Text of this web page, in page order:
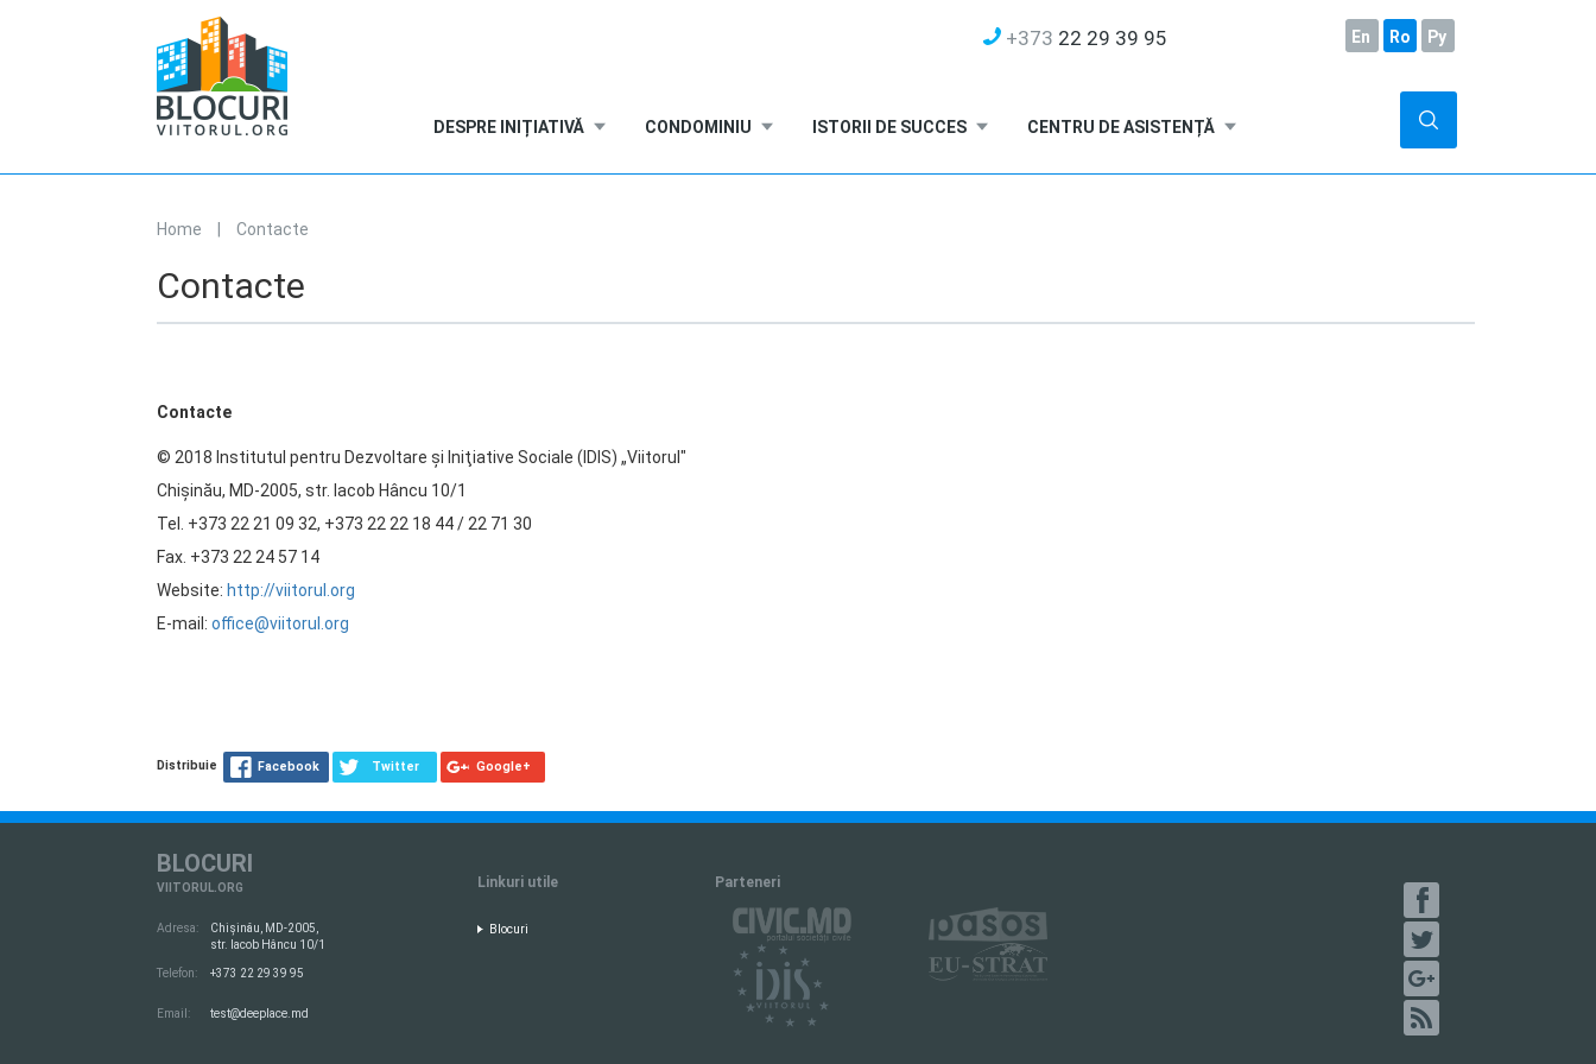
+373 22 29 39 95 En Ro Ру
DESPRE INIȚIATIVĂ CONDOMINIU ISTORII DE SUCCES CENTRU DE ASISTENȚĂ
You are here
Home Contacte
Contacte
Contacte
© 2018 Institutul pentru Dezvoltare şi Iniţiative Sociale (IDIS) „Viitorul"
Chişinău, MD-2005, str. Iacob Hâncu 10/1
Tel. +373 22 21 09 32, +373 22 22 18 44 / 22 71 30
Fax. +373 22 24 57 14
Website: http://viitorul.org
E-mail: office@viitorul.org
Distribuie Facebook Twitter Google+
BLOCURI
VIITORUL.ORG
Adresa:
Chișinău, MD-2005,
str. Iacob Hâncu 10/1
Telefon: +373 22 29 39 95
Email: test@deeplace.md
Linkuri utile
Blocuri
Parteneri